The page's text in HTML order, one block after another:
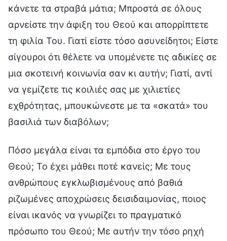
κάνετε τα στραβά μάτια; Μπροστά σε όλους
αρνείστε την άφιξη του Θεού και απορρίπτετε
τη φιλία Του. Γιατί είστε τόσο ασυνείδητοι; Είστε
σίγουροι ότι θέλετε να υπομένετε τις αδικίες σε
μια σκοτεινή κοινωνία σαν κι αυτήν; Γιατί, αντί
να γεμίζετε τις κοιλιές σας με χιλιετίες
εχθρότητας, μπουκώνεστε με τα «σκατά» του
βασιλιά των διαβόλων;
Πόσο μεγάλα είναι τα εμπόδια στο έργο του
Θεού; Το έχει μάθει ποτέ κανείς; Με τους
ανθρώπους εγκλωβισμένους από βαθιά
ριζωμένες αποχρώσεις δεισιδαιμονίας, ποιος
είναι ικανός να γνωρίζει το πραγματικό
πρόσωπο του Θεού; Με αυτήν την τόσο ρηχή